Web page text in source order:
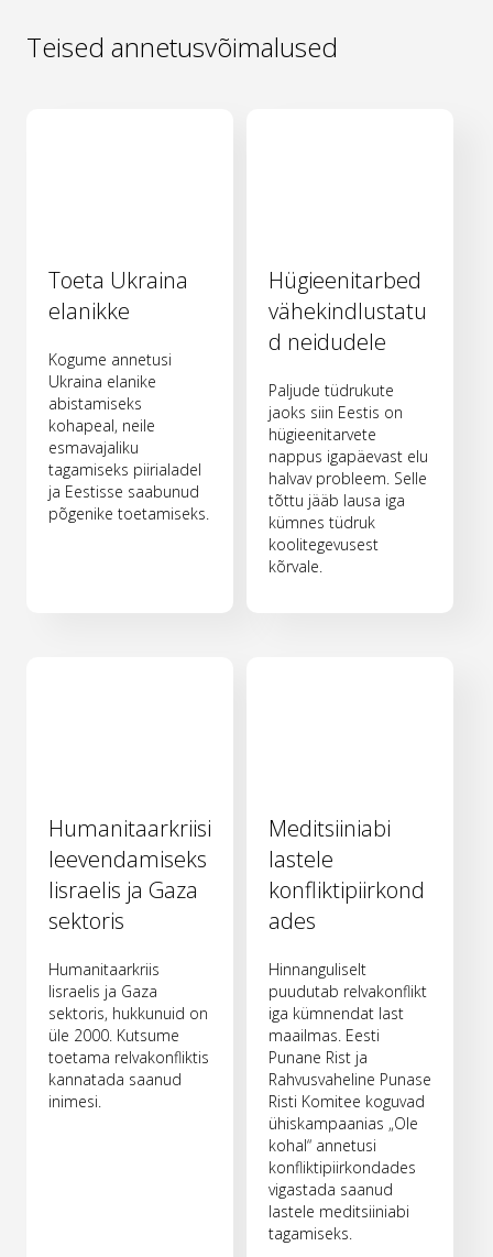
Teised annetusvõimalused
Toeta Ukraina
elanikke
Kogume annetusi
Ukraina elanike
abistamiseks
kohapeal, neile
esmavajaliku
tagamiseks piirialadel
ja Eestisse saabunud
põgenike toetamiseks.
Hügieenitarbed
vähekindlustatu
d neidudele
Paljude tüdrukute
jaoks siin Eestis on
hügieenitarvete
nappus igapäevast elu
halvav probleem. Selle
tõttu jääb lausa iga
kümnes tüdruk
koolitegevusest
kõrvale.
Humanitaarkriisi
leevendamiseks
Iisraelis ja Gaza
sektoris
Humanitaarkriis
Iisraelis ja Gaza
sektoris, hukkunuid on
üle 2000. Kutsume
toetama relvakonfliktis
kannatada saanud
inimesi.
Meditsiiniabi
lastele
konfliktipiirkond
ades
Hinnanguliselt
puudutab relvakonflikt
iga kümnendat last
maailmas. Eesti
Punane Rist ja
Rahvusvaheline Punase
Risti Komitee koguvad
ühiskampaanias „Ole
kohal“ annetusi
konfliktipiirkondades
vigastada saanud
lastele meditsiiniabi
tagamiseks.